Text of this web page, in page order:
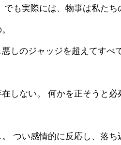
でも実際には、物事は私た
しのジャッジを超えてすべ
しない。 何かを正そうと必
つい感情的に反応し、落ち